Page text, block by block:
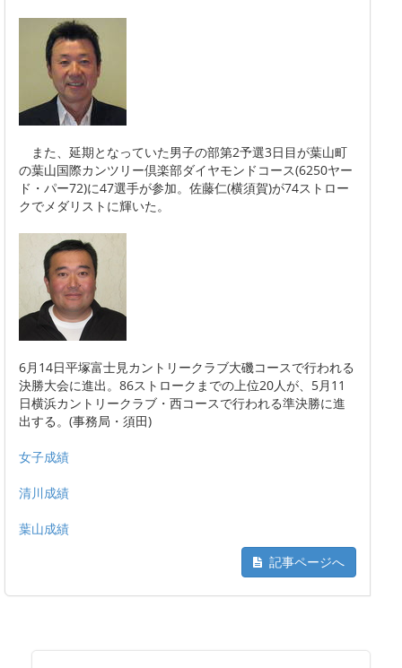
また、延期となっていた男子の部第2予選3日目が葉山町
の葉山国際カンツリー倶楽部ダイヤモンドコース(6250ヤー
ド・パー72)に47選手が参加。佐藤仁(横須賀)が74ストロー
クでメダリストに輝いた。
6月14日平塚富士見カントリークラブ大磯コースで行われる
決勝大会に進出。86ストロークまでの上位20人が、5月11
日横浜カントリークラブ・西コースで行われる準決勝に進
出する。(事務局・須田)
女子成績
清川成績
葉山成績
記事ページへ